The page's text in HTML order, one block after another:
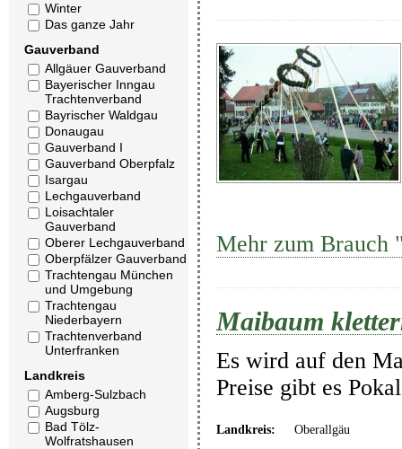
Winter
Das ganze Jahr
Gauverband
Allgäuer Gauverband
Bayerischer Inngau
Trachtenverband
Bayrischer Waldgau
Donaugau
Gauverband I
Gauverband Oberpfalz
Isargau
Lechgauverband
Loisachtaler
Gauverband
Oberer Lechgauverband
Oberpfälzer Gauverband
Trachtengau München
und Umgebung
Trachtengau
Niederbayern
Trachtenverband
Unterfranken
Landkreis
Amberg-Sulzbach
Augsburg
Bad Tölz-
Wolfratshausen
Mehr zum Brauch
Maibaum
Es wird auf den
Preise gibt es
Landkreis: Oberallgäu